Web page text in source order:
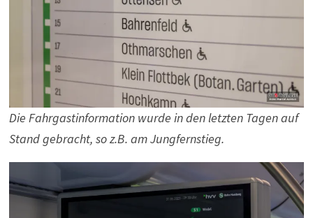
Die Fahrgastinformation wurde in den letzten Tagen auf
Stand gebracht, so z.B. am Jungfernstieg.